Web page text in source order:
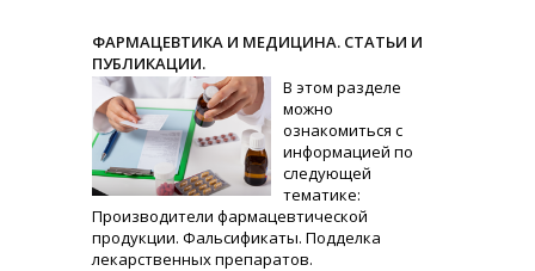
ФАРМАЦЕВТИКА И МЕДИЦИНА. СТАТЬИ И
ПУБЛИКАЦИИ.
В этом разделе
можно
ознакомиться с
информацией по
следующей
тематике:
Производители фармацевтической
продукции. Фальсификаты. Подделка
лекарственных препаратов.